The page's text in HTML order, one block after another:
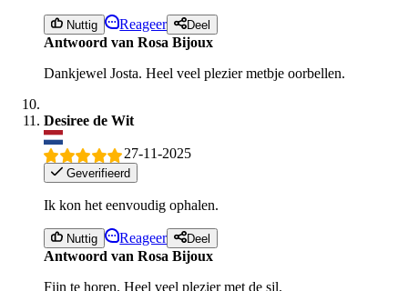
Nuttig Reageer Deel
Antwoord van Rosa Bijoux
Dankjewel Josta. Heel veel plezier metbje oorbellen.
Desiree de Wit
27-11-2025
Geverifieerd
Ik kon het eenvoudig ophalen.
Nuttig Reageer Deel
Antwoord van Rosa Bijoux
Fijn te horen. Heel veel plezier met de sjl.